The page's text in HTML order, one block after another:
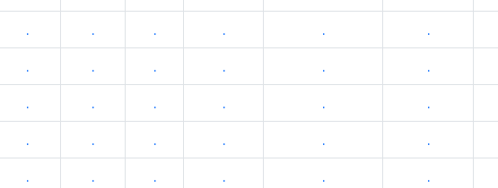
. . . . . .
. . . . . .
. . . . . .
. . . . . .
. . . . . .